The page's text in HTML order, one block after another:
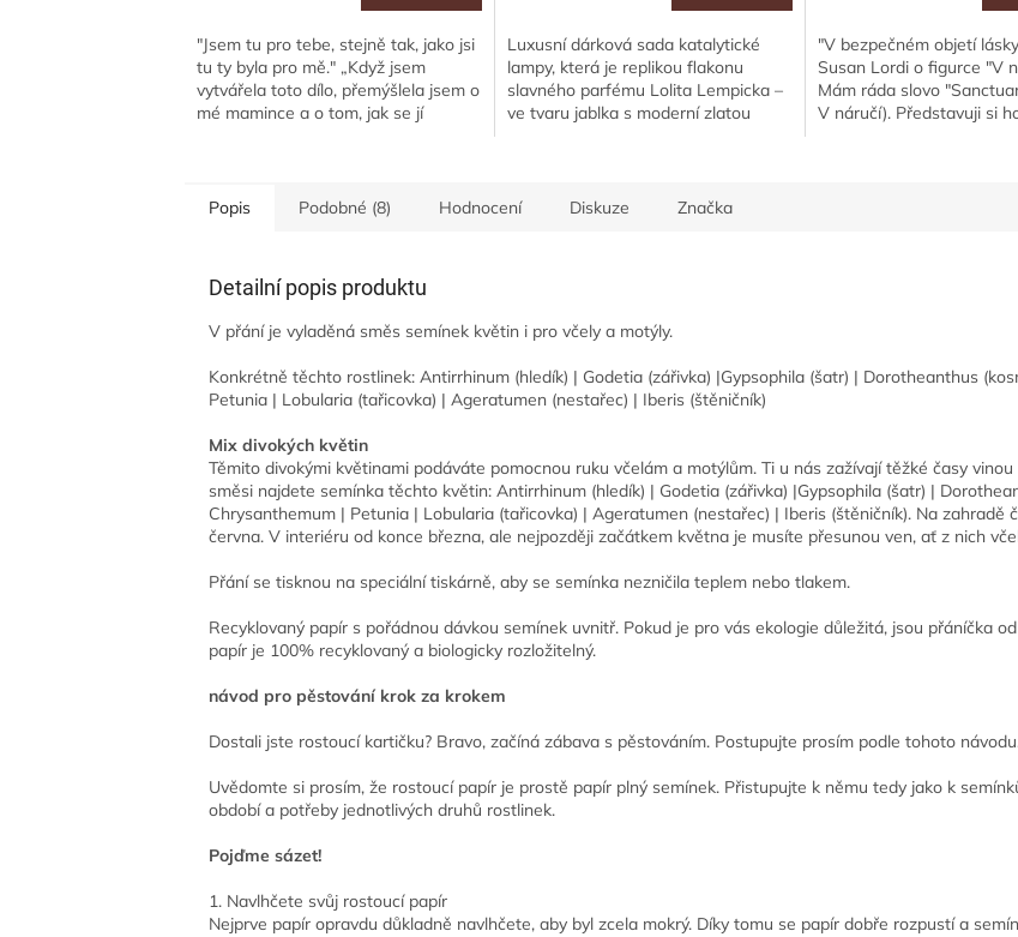
"Jsem tu pro tebe, stejně tak, jako jsi
tu ty byla pro mě." „Když jsem
vytvářela toto dílo, přemýšlela jsem o
mé mamince a o tom, jak se jí
Luxusní dárková sada katalytické
lampy, která je replikou flakonu
slavného parfému Lolita Lempicka –
ve tvaru jablka s moderní zlatou
"V bezpečném objetí
Susan Lordi o figurce "V
Mám ráda slovo
V náručí). Představuji si
Popis Podobné (8) Hodnocení Diskuze Značka
Detailní popis produktu
V přání je vyladěná směs semínek květin i pro včely a motýly.
Konkrétně těchto rostlinek: Antirrhinum (hledík) | Godetia (zářivka) |Gypsophila (šatr) | Dorotheanthus
Petunia | Lobularia (tařicovka) | Ageratumen (nestařec) | Iberis (štěničník)
Mix divokých květin
Těmito divokými květinami podáváte pomocnou ruku včelám a motýlům. Ti u nás zažívají těžké časy
směsi najdete semínka těchto květin: Antirrhinum (hledík) | Godetia (zářivka) |Gypsophila (šatr) |
Chrysanthemum | Petunia | Lobularia (tařicovka) | Ageratumen (nestařec) | Iberis (štěničník). Na zahradě
června. V interiéru od konce března, ale nejpozději začátkem května je musíte přesunou ven, ať z nich
Přání se tisknou na speciální tiskárně, aby se semínka nezničila teplem nebo tlakem.
Recyklovaný papír s pořádnou dávkou semínek uvnitř. Pokud je pro vás ekologie důležitá, jsou přáníčka
papír je 100% recyklovaný a biologicky rozložitelný.
návod pro pěstování krok za krokem
Dostali jste rostoucí kartičku? Bravo, začíná zábava s pěstováním. Postupujte prosím podle tohoto
Uvědomte si prosím, že rostoucí papír je prostě papír plný semínek. Přistupujte k němu tedy jako k
období a potřeby jednotlivých druhů rostlinek.
Pojďme sázet!
1. Navlhčete svůj rostoucí papír
Nejprve papír opravdu důkladně navlhčete, aby byl zcela mokrý. Díky tomu se papír dobře rozpustí a